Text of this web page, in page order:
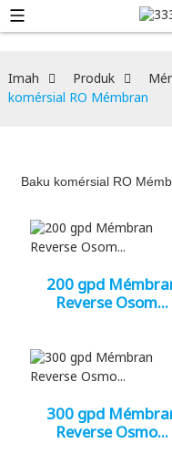
Imah Produk
komérsial RO Mémbran
Baku komérsial RO
200 gpd
Reverse Osom...
300 gpd
Reverse Osmo...